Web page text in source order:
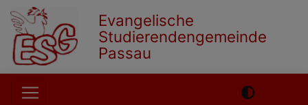
Direkt
zum
Inhalt
Evangelische
Studierendengemeinde
Passau
Hauptnavigation